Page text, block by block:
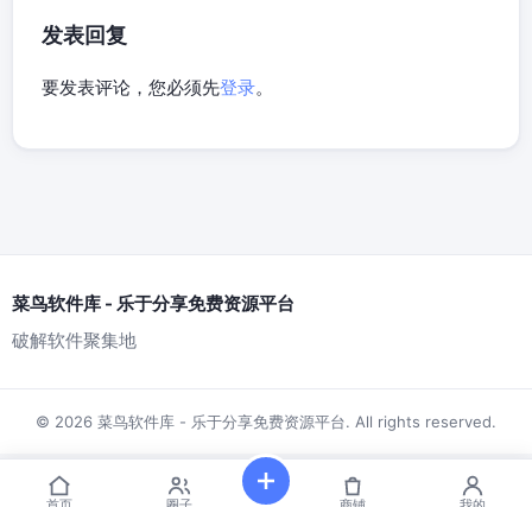
发表回复
要发表评论，您必须先登录。
菜鸟软件库 - 乐于分享免费资源平台
破解软件聚集地
© 2026 菜鸟软件库 - 乐于分享免费资源平台. All rights reserved.